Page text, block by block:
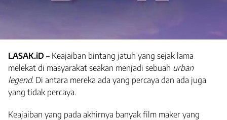
LASAK.iD – Keajaiban bintang jatuh yang sejak lama
melekat di masyarakat seakan menjadi sebuah urban
legend. Di antara mereka ada yang percaya dan ada juga
yang tidak percaya.
Keajaiban yang pada akhirnya banyak film maker yang